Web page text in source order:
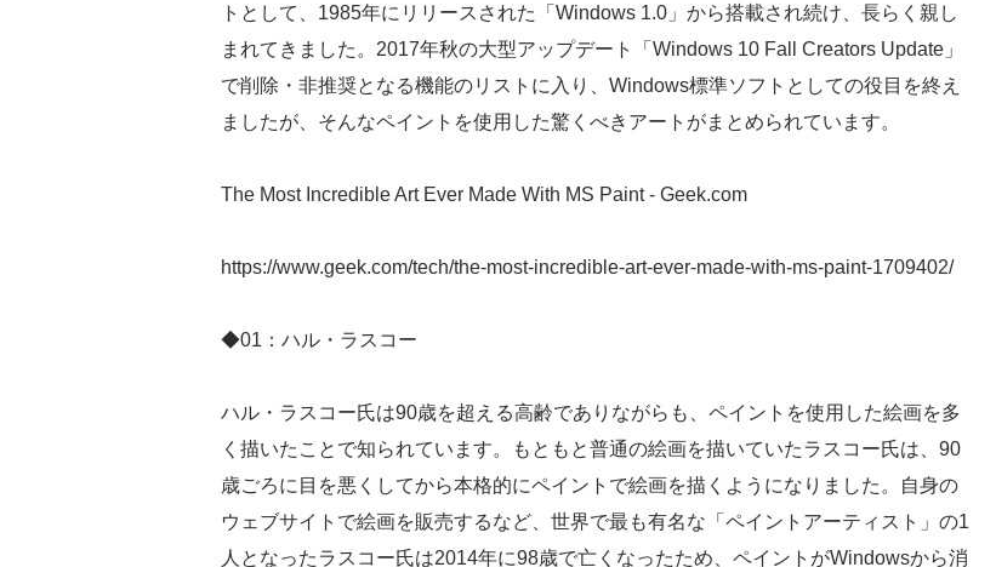
トとして、1985年にリリースされた「Windows 1.0」から搭載され続け、長らく親し
まれてきました。2017年秋の大型アップデート「Windows 10 Fall Creators Update」
で削除・非推奨となる機能のリストに入り、Windows標準ソフトとしての役目を終え
ましたが、そんなペイントを使用した驚くべきアートがまとめられています。
The Most Incredible Art Ever Made With MS Paint - Geek.com
https://www.geek.com/tech/the-most-incredible-art-ever-made-with-ms-paint-1709402/
◆01：ハル・ラスコー
ハル・ラスコー氏は90歳を超える高齢でありながらも、ペイントを使用した絵画を多
く描いたことで知られています。もともと普通の絵画を描いていたラスコー氏は、90
歳ごろに目を悪くしてから本格的にペイントで絵画を描くようになりました。自身の
ウェブサイトで絵画を販売するなど、世界で最も有名な「ペイントアーティスト」の1
人となったラスコー氏は2014年に98歳で亡くなったため、ペイントがWindowsから消